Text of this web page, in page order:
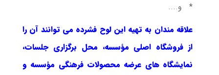
* و....
علاقه مندان به تهیه این لوح فشرده می توانند آن را
از فروشگاه اصلی مؤسسه، محل برگزاری جلسات،
نمایشگاه های عرضه محصولات فرهنگی مؤسسه و